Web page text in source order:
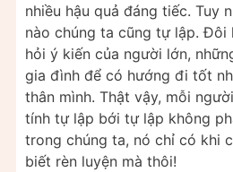
nhiều hậu quả đáng tiếc. Tuy
nào chúng ta cũng tự lập. Đôi
hỏi ý kiến của người lớn,
gia đình để có hướng đi tốt
thân mình. Thật vậy, mỗi
tính tự lập bới tự lập không
trong chúng ta, nó chỉ có khi
biết rèn luyện mà thôi!